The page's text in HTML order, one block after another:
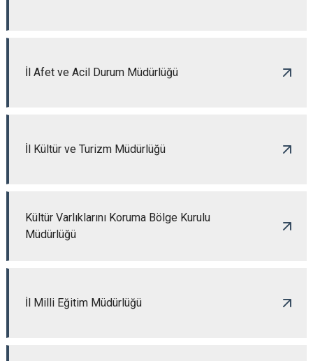
İl Afet ve Acil Durum Müdürlüğü
İl Kültür ve Turizm Müdürlüğü
Kültür Varlıklarını Koruma Bölge Kurulu
Müdürlüğü
İl Milli Eğitim Müdürlüğü